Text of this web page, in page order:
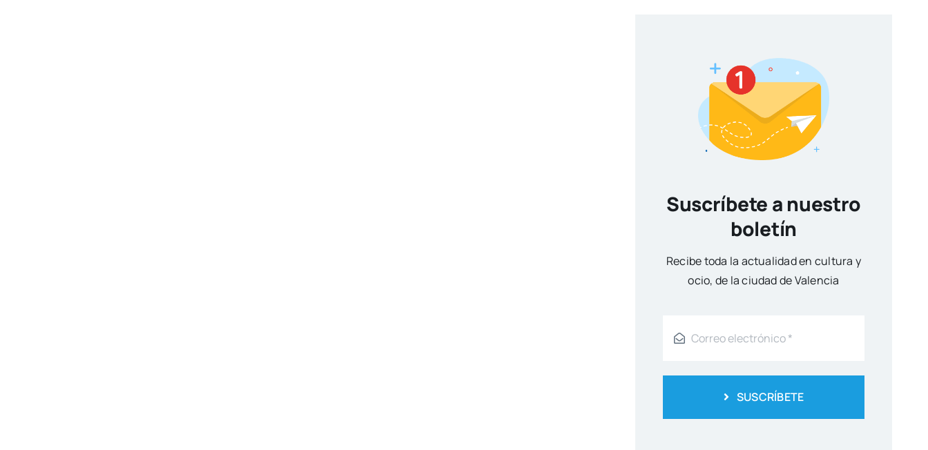
Suscríbete a nuestro
boletín
Reci­be toda la actua­li­dad en cul­tu­ra y
ocio, de la ciu­dad de Valen­cia
SUSCRÍBETE